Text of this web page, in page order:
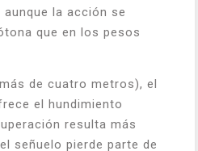
la acción se
que en los pesos
de cuatro metros), el
el hundimiento
resulta más
señuelo pierde parte de